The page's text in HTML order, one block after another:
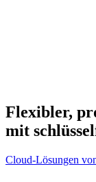
Flexibler,
mit
Cloud-Lösungen